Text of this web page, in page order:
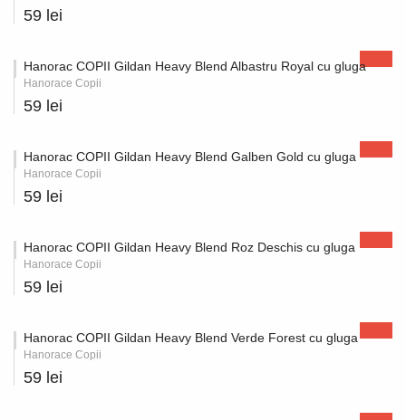
59 lei
Hanorac COPII Gildan Heavy Blend Albastru Royal cu gluga
Hanorace Copii
59 lei
Hanorac COPII Gildan Heavy Blend Galben Gold cu gluga
Hanorace Copii
59 lei
Hanorac COPII Gildan Heavy Blend Roz Deschis cu gluga
Hanorace Copii
59 lei
Hanorac COPII Gildan Heavy Blend Verde Forest cu gluga
Hanorace Copii
59 lei